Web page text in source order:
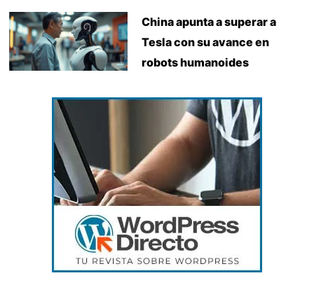
China apunta a superar a
Tesla con su avance en
robots humanoides